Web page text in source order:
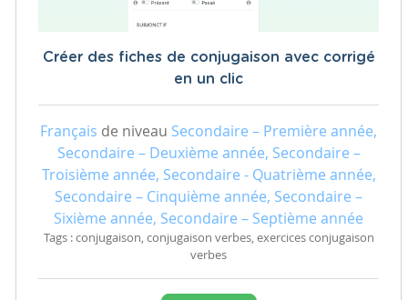
Créer des fiches de conjugaison avec corrigé
en un clic
Français de niveau Secondaire – Première année,
Secondaire – Deuxième année, Secondaire –
Troisième année, Secondaire - Quatrième année,
Secondaire – Cinquième année, Secondaire –
Sixième année, Secondaire – Septième année
Tags : conjugaison, conjugaison verbes, exercices conjugaison
verbes